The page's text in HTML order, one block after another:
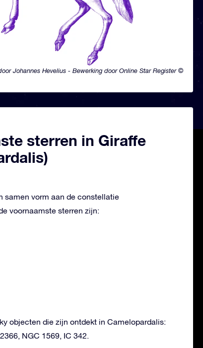
Johannes Hevelius - Bewerking door Online Star Register ©
sterren in Giraffe
samen vorm aan de constellatie
voornaamste sterren zijn:
objecten die zijn ontdekt in Camelopardalis:
NGC 1569, IC 342.